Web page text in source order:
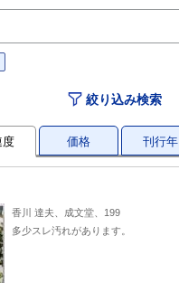
絞り込み検索
度 価格 刊行年
香川 達夫、成文堂、199
多少スレ汚れがあります。